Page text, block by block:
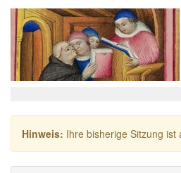
Hinweis: Ihre bisherige Sitzung